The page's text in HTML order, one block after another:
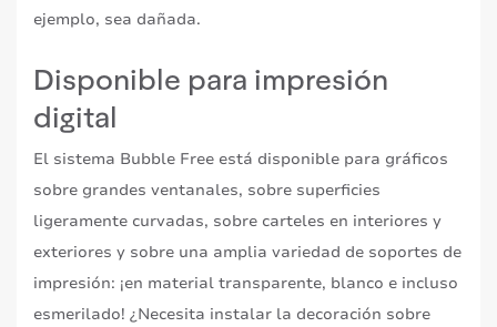
ejemplo, sea dañada.
Disponible para impresión
digital
El sistema Bubble Free está disponible para gráficos
sobre grandes ventanales, sobre superficies
ligeramente curvadas, sobre carteles en interiores y
exteriores y sobre una amplia variedad de soportes de
impresión: ¡en material transparente, blanco e incluso
esmerilado! ¿Necesita instalar la decoración sobre